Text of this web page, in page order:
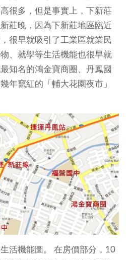
很多，但是事實上，下新莊
莊晚，因為下新莊地區臨近
很早就吸引了工業區就業民
、就學等生活機能也很早就
知名的鴻金寶商圈、丹鳳國
年竄紅的「輔大花園夜市」
活機能圖。 在房價部分，10